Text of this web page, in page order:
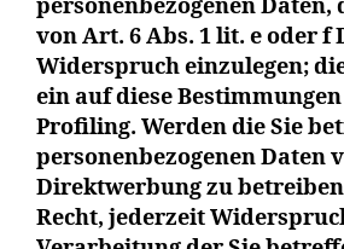
personenbezogenen
von Art. 6 Abs. 1 lit. e oder f
Widerspruch einzulegen;
ein auf diese
Profiling. Werden die Sie
personenbezogenen Daten
Direktwerbung zu
Recht, jederzeit